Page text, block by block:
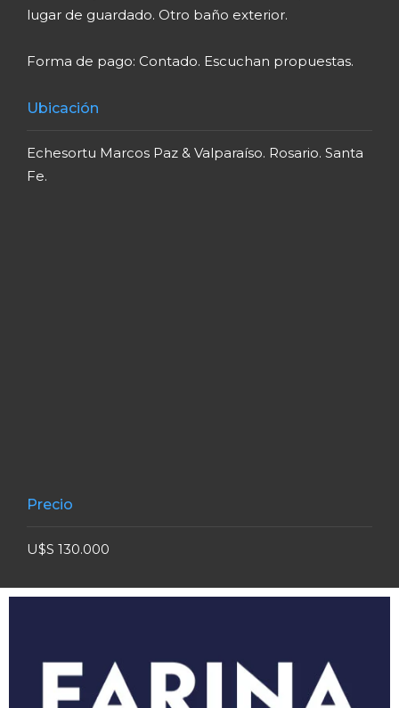
lugar de guardado. Otro baño exterior.
Forma de pago: Contado. Escuchan propuestas.
Ubicación
Echesortu Marcos Paz & Valparaíso. Rosario. Santa
Fe.
Precio
U$S 130.000